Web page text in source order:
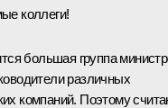
коллеги!
большая группа
различных
компаний. Поэтому